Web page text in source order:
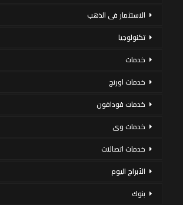
الاستثمار فى الذهب
تكنولوجيا
خدمات
خدمات اورنج
خدمات فودافون
خدمات وى
خدمات اتصالات
الأبراج اليوم
بنوك